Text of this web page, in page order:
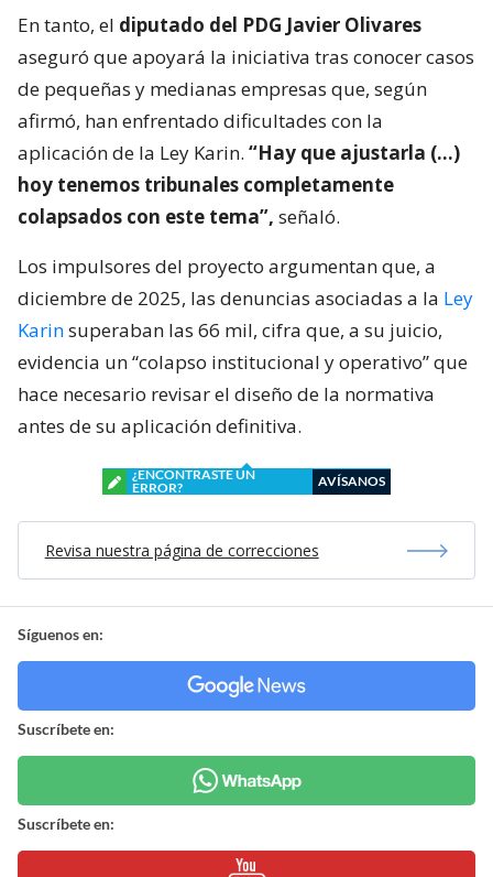
En tanto, el diputado del PDG Javier Olivares
aseguró que apoyará la iniciativa tras conocer casos
de pequeñas y medianas empresas que, según
afirmó, han enfrentado dificultades con la
aplicación de la Ley Karin. “Hay que ajustarla (…)
hoy tenemos tribunales completamente
colapsados con este tema”, señaló.
Los impulsores del proyecto argumentan que, a
diciembre de 2025, las denuncias asociadas a la Ley
Karinsuperaban las 66 mil, cifra que, a su juicio,
evidencia un “colapso institucional y operativo” que
hace necesario revisar el diseño de la normativa
antes de su aplicación definitiva.
¿ENCONTRASTE UN
ERROR?
AVÍSANOS
Revisa nuestra página de correcciones
Síguenos en:
Suscríbete en:
Suscríbete en: